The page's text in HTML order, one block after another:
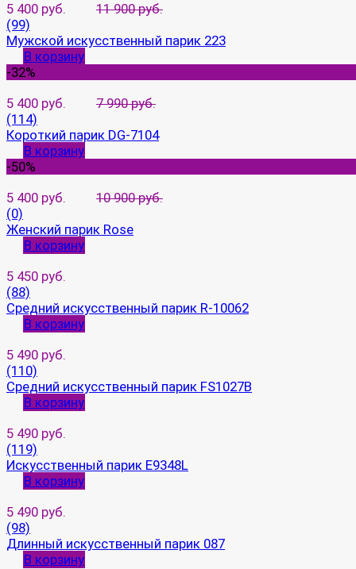
5 400 руб.
11 900 руб.
(99)
Мужской искусственный парик 223
В корзину
-32%
5 400 руб.
7 990 руб.
(114)
Короткий парик DG-7104
В корзину
-50%
5 400 руб.
10 900 руб.
(0)
Женский парик Rose
В корзину
5 450 руб.
(88)
Средний искусственный парик R-10062
В корзину
5 490 руб.
(110)
Средний искусственный парик FS1027B
В корзину
5 490 руб.
(119)
Искусственный парик E9348L
В корзину
5 490 руб.
(98)
Длинный искусственный парик 087
В корзину